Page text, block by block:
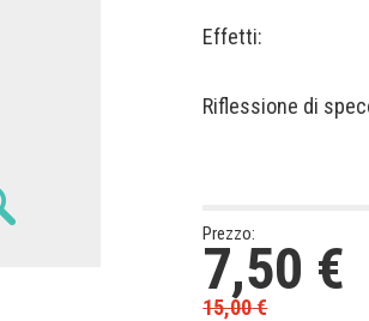
Effetti:
Riflessione di
Prezzo:
7,50 €
15,00€